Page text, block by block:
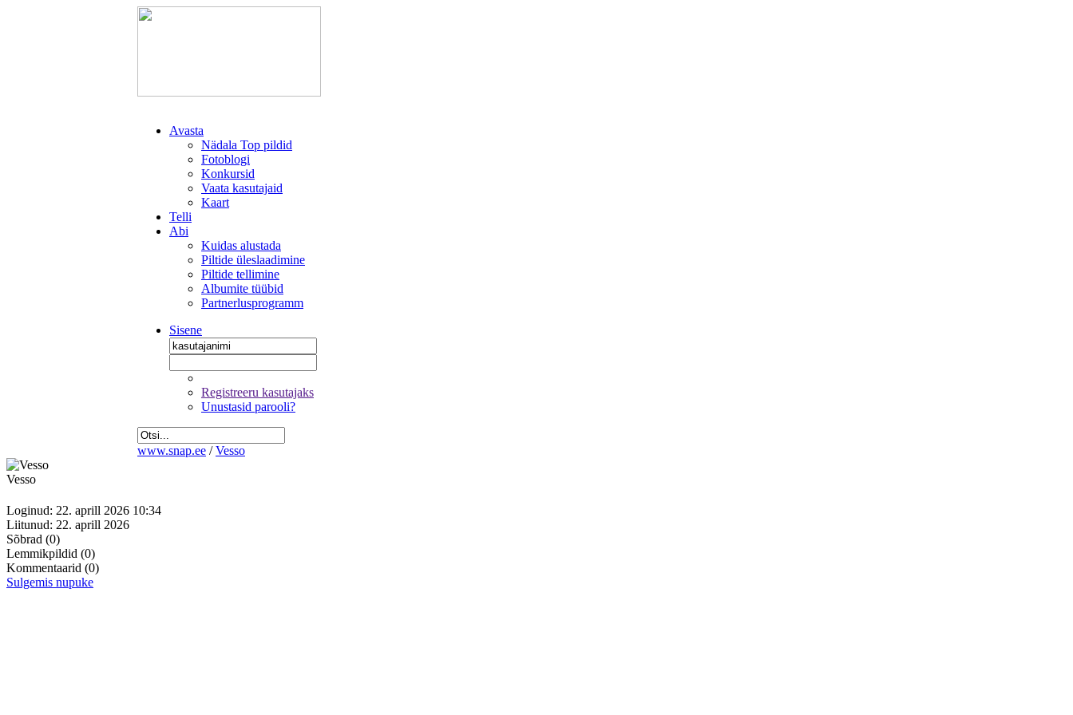
Avasta
Nädala Top pildid
Fotoblogi
Konkursid
Vaata kasutajaid
Kaart
Telli
Abi
Kuidas alustada
Piltide üleslaadimine
Piltide tellimine
Albumite tüübid
Partnerlusprogramm
Sisene
Registreeru kasutajaks
Unustasid parooli?
www.snap.ee / Vesso
Vesso
Loginud: 22. aprill 2026 10:34
Liitunud: 22. aprill 2026
Sõbrad (0)
Lemmikpildid (0)
Kommentaarid (0)
Sulgemis nupuke